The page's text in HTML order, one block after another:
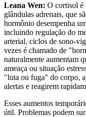
Leana Wen: O cortisol é
glândulas adrenais, que
hormônio desempenha
incluindo regulação do
arterial, ciclos de sono-
vezes é chamado de
naturalmente aumentam
ameaça ou situação
"luta ou fuga" do corpo,
alertas e reagirem
Esses aumentos
útil. Problemas podem